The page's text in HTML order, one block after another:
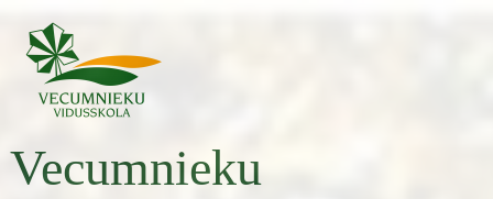
content
Vecumnieku